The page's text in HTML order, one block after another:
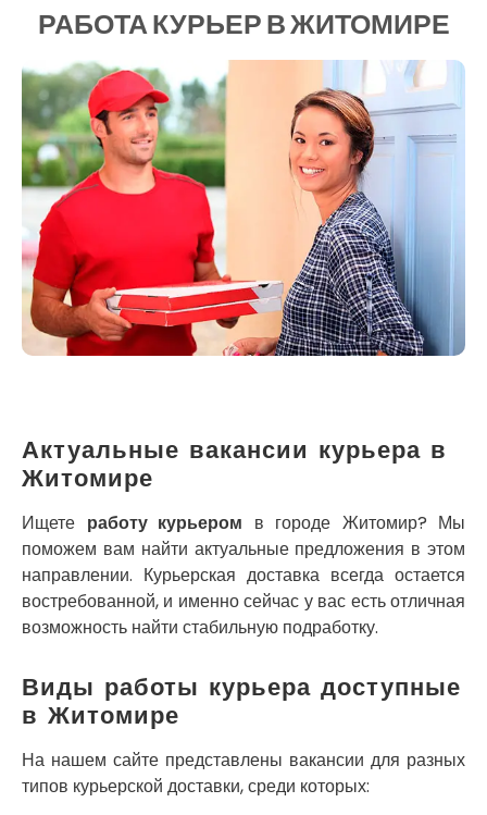
РАБОТА КУРЬЕР В ЖИТОМИРЕ
Актуальные вакансии курьера в
Житомире
Ищете работу курьером в городе Житомир? Мы
поможем вам найти актуальные предложения в этом
направлении. Курьерская доставка всегда остается
востребованной, и именно сейчас у вас есть отличная
возможность найти стабильную подработку.
Виды работы курьера доступные
в Житомире
На нашем сайте представлены вакансии для разных
типов курьерской доставки, среди которых:
Канев
Казатин
Киев
Кобеляки
Коцюбинское
Конотоп
Коростень
Корсунь-Шевченковский
Костополь
Ковель
Козин
Красноград
Кременчуг
Кременец
Крыховцы
Крюковщина
Крыжановка
Ладыжин
Лесники
Лиманка
Лозовая
Лубны
Луцк
Львов
Малин
Миргород
Авангард